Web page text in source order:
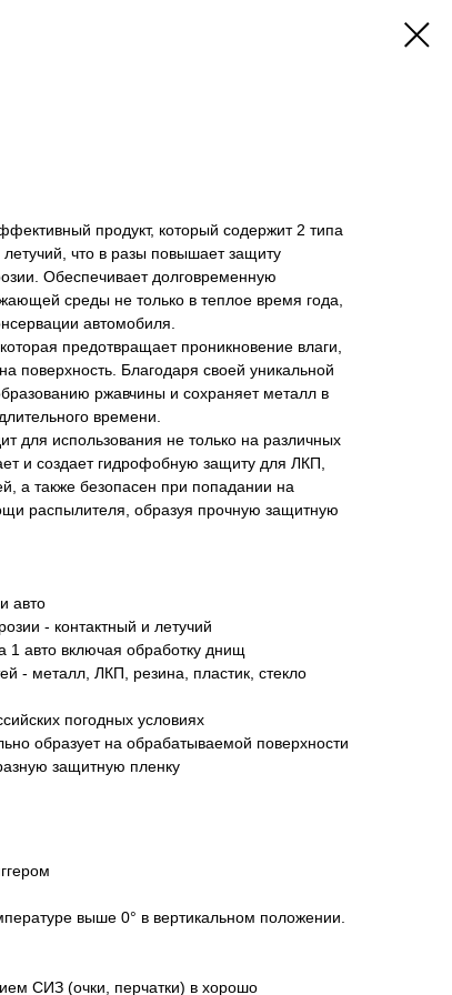
продукт, который содержит 2 типа
летучий, что в разы повышает защиту
Обеспечивает долговременную
среды не только в теплое время года,
автомобиля.
предотвращает проникновение влаги,
поверхность. Благодаря своей уникальной
ржавчины и сохраняет металл в
времени.
для использования не только на различных
и создает гидрофобную защиту для ЛКП,
а также безопасен при попадании на
распылителя, образуя прочную защитную
авто
- контактный и летучий
авто включая обработку днищ
- металл, ЛКП, резина, пластик, стекло
погодных условиях
образует на обрабатываемой поверхности
защитную пленку
выше 0° в вертикальном положении.
СИЗ (очки, перчатки) в хорошо